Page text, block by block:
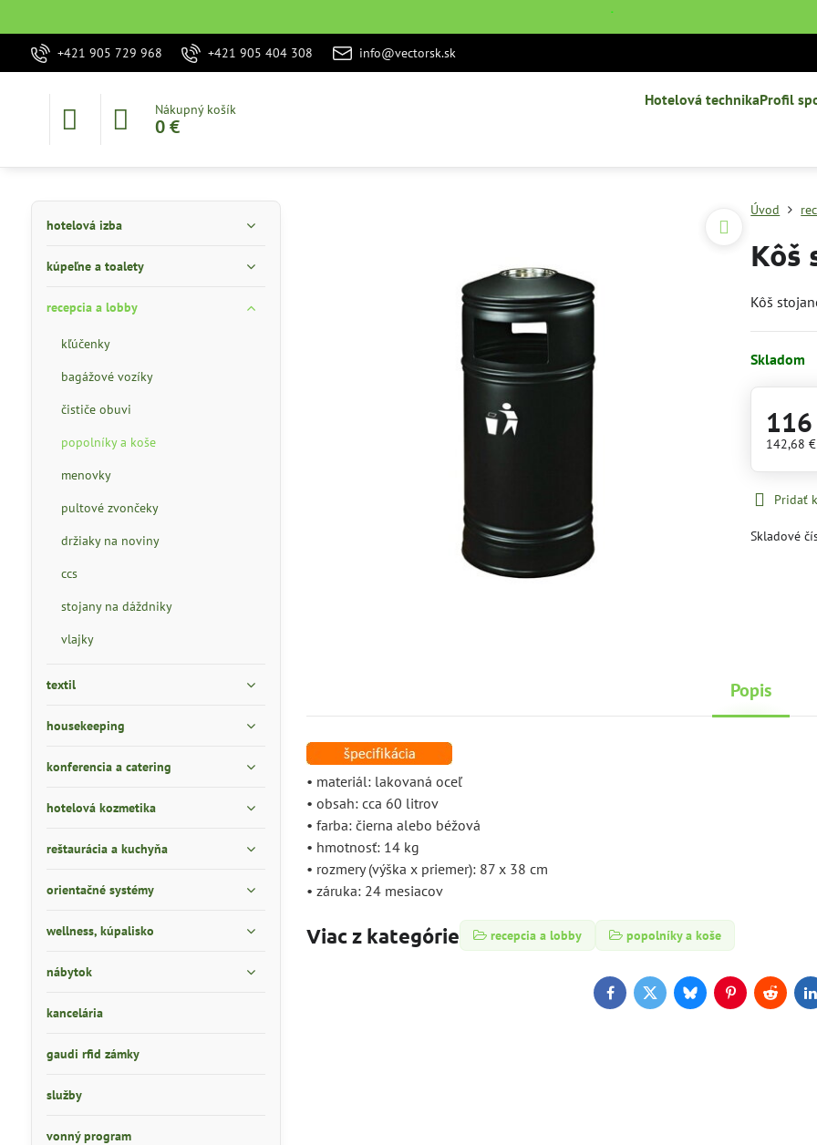
˙
+421 905 729 968 +421 905 404 308 info@vectorsk.sk
Nákupný košík
0 €
Hotelová technikaProfil
Úvod
Kôš
Kôš
Skladom
142,68
Pridať
Skladové
Popis
• materiál: lakovaná oceľ
• obsah: cca 60 litrov
• farba: čierna alebo béžová
• hmotnosť: 14 kg
• rozmery (výška x priemer): 87 x 38 cm
• záruka: 24 mesiacov
Viac z kategórie recepcia a lobby popolníky a koše
FacebookTwitterBlueskyPinterestReddit
hotelová izba
kúpeľne a toalety
recepcia a lobby
kľúčenky
bagážové vozíky
čističe obuvi
popolníky a koše
menovky
pultové zvončeky
držiaky na noviny
ccs
stojany na dáždniky
vlajky
textil
housekeeping
konferencia a catering
hotelová kozmetika
reštaurácia a kuchyňa
orientačné systémy
wellness, kúpalisko
nábytok
kancelária
gaudi rfid zámky
služby
vonný program